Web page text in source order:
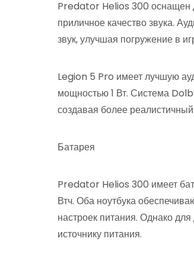
Predator Helios 300 оснащен
приличное качество звука.
звук, улучшая погружение в
Legion 5 Pro имеет лучшую
мощностью 1 Вт. Система
создавая более
Батарея
Predator Helios 300 имеет
Втч. Оба ноутбука
настроек питания. Однако
источнику питания.